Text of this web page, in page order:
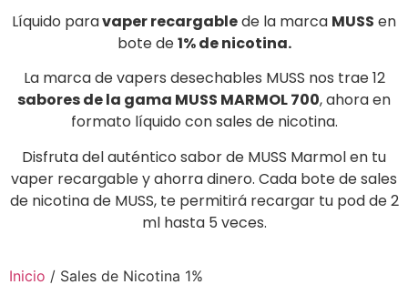
Líquido paravaper recargablede la marca MUSS en
bote de1% de nicotina.
La marca de vapers desechables MUSS nos trae 12
sabores de la gama MUSS MARMOL 700, ahora en
formato líquido con sales de nicotina.
Disfruta del auténtico sabor de MUSS Marmol en tu
vaper recargable y ahorra dinero. Cada bote de sales
de nicotina de MUSS, te permitirá recargar tu pod de 2
ml hasta 5 veces.
Inicio / Sales de Nicotina 1%